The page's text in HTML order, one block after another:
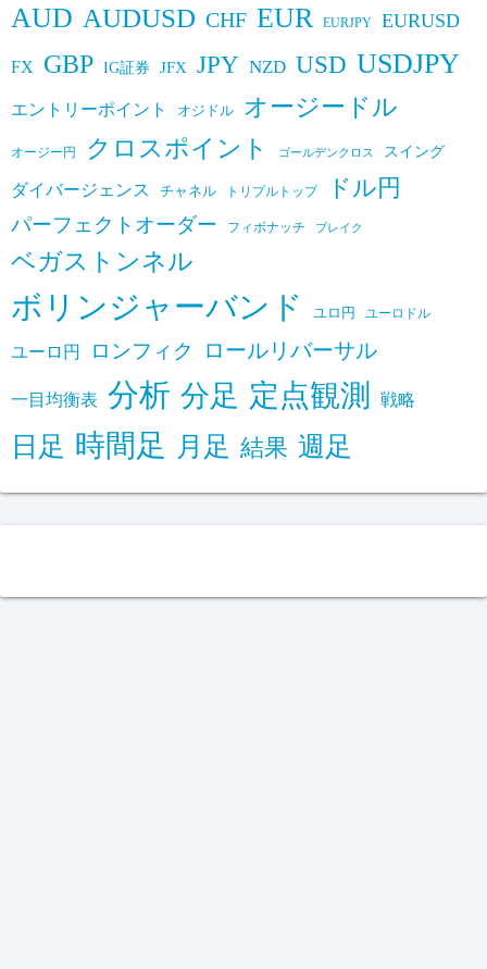
AUD AUDUSD CHF EUR EURJPY EURUSD
FX GBP IG証券 JFX JPY NZD USD USDJPY
エントリーポイント オジドル オージードル
オージー円 クロスポイント ゴールデンクロス スイング
ダイバージェンス チャネル トリプルトップ ドル円
パーフェクトオーダー フィボナッチ ブレイク
ベガストンネル
ボリンジャーバンド ユロ円 ユーロドル
ユーロ円 ロンフィク ロールリバーサル
一目均衡表 分析 分足 定点観測 戦略
日足 時間足 月足 結果 週足